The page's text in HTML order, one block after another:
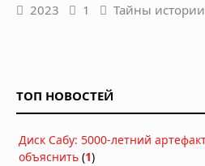
2023 1 Тайны истории
ТОП НОВОСТЕЙ
Диск Сабу: 5000-летний
объяснить (1)